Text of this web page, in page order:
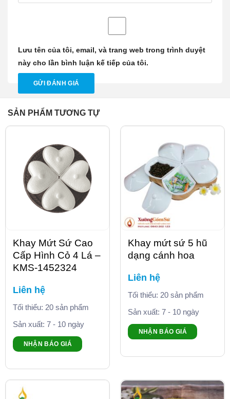
Lưu tên của tôi, email, và trang web trong trình duyệt
này cho lần bình luận kế tiếp của tôi.
SẢN PHẨM TƯƠNG TỰ
Khay Mứt Sứ Cao
Cấp Hình Cỏ 4 Lá –
KMS-1452324
Liên hệ
Tối thiểu: 20 sản phẩm
Sản xuất: 7 - 10 ngày
NHẬN BÁO GIÁ
Khay mứt sứ 5 hũ
dạng cánh hoa
Liên hệ
Tối thiểu: 20 sản phẩm
Sản xuất: 7 - 10 ngày
NHẬN BÁO GIÁ